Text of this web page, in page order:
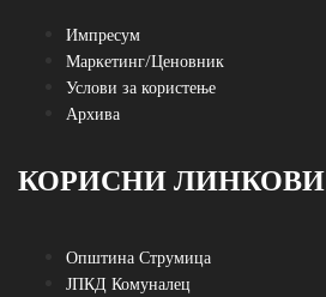
Импресум
Маркетинг/Ценовник
Услови за користење
Архива
КОРИСНИ ЛИНКОВИ
Општина Струмица
ЈПКД Комуналец